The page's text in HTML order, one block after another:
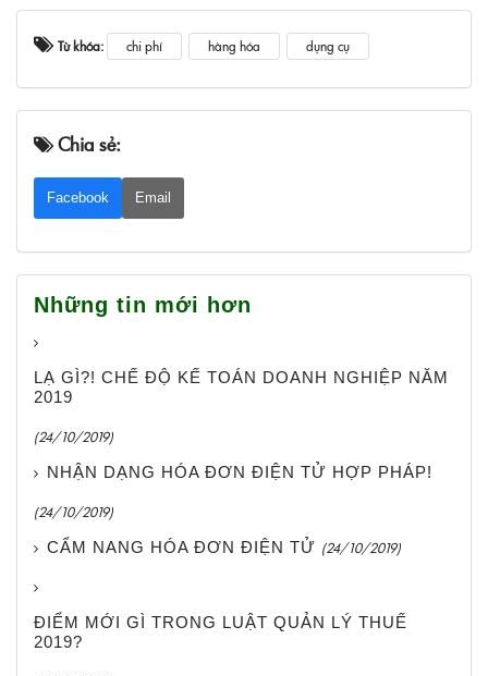
Từ khóa: chi phí hàng hóa dụng cụ
Chia sẻ:
Facebook Email
Những tin mới hơn
LẠ GÌ?! CHẾ ĐỘ KẾ TOÁN DOANH NGHIỆP NĂM
2019
(24/10/2019)
NHẬN DẠNG HÓA ĐƠN ĐIỆN TỬ HỢP PHÁP!
(24/10/2019)
CẨM NANG HÓA ĐƠN ĐIỆN TỬ (24/10/2019)
ĐIỂM MỚI GÌ TRONG LUẬT QUẢN LÝ THUẾ
2019?